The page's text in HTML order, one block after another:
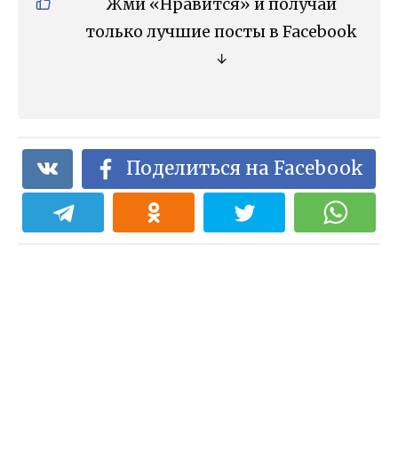
Жми «Нравится» и получай
только лучшие посты в Facebook
↓
Поделиться на Facebook